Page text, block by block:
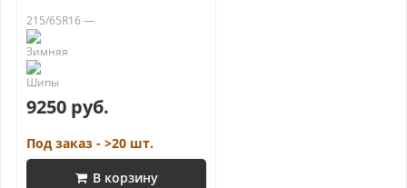
215/65R16 —
9250 руб.
Под заказ - >20 шт.
В корзину